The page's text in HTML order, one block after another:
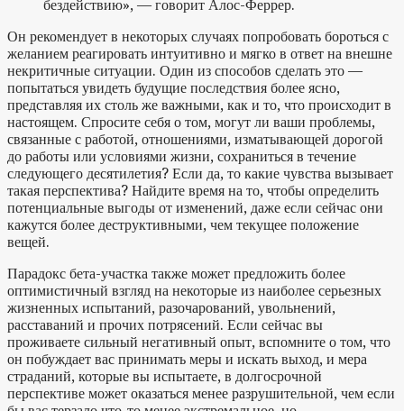
бездействию», — говорит Алос-Феррер.
Он рекомендует в некоторых случаях попробовать бороться с
желанием реагировать интуитивно и мягко в ответ на внешне
некритичные ситуации. Один из способов сделать это —
попытаться увидеть будущие последствия более ясно,
представляя их столь же важными, как и то, что происходит в
настоящем. Спросите себя о том, могут ли ваши проблемы,
связанные с работой, отношениями, изматывающей дорогой
до работы или условиями жизни, сохраниться в течение
следующего десятилетия? Если да, то какие чувства вызывает
такая перспектива? Найдите время на то, чтобы определить
потенциальные выгоды от изменений, даже если сейчас они
кажутся более деструктивными, чем текущее положение
вещей.
Парадокс бета-участка также может предложить более
оптимистичный взгляд на некоторые из наиболее серьезных
жизненных испытаний, разочарований, увольнений,
расставаний и прочих потрясений. Если сейчас вы
проживаете сильный негативный опыт, вспомните о том, что
он побуждает вас принимать меры и искать выход, и мера
страданий, которые вы испытаете, в долгосрочной
перспективе может оказаться менее разрушительной, чем если